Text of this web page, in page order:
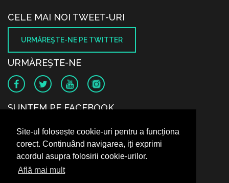
Site-ul folosește cookie-uri pentru a funcționa
corect. Continuând navigarea, iți exprimi
acordul asupra folosirii cookie-urilor.
Află mai mult
CELE MAI NOI TWEET-URI
URMĂREŞTE-NE PE TWITTER
URMĂREŞTE-NE
SUNTEM PE FACEBOOK